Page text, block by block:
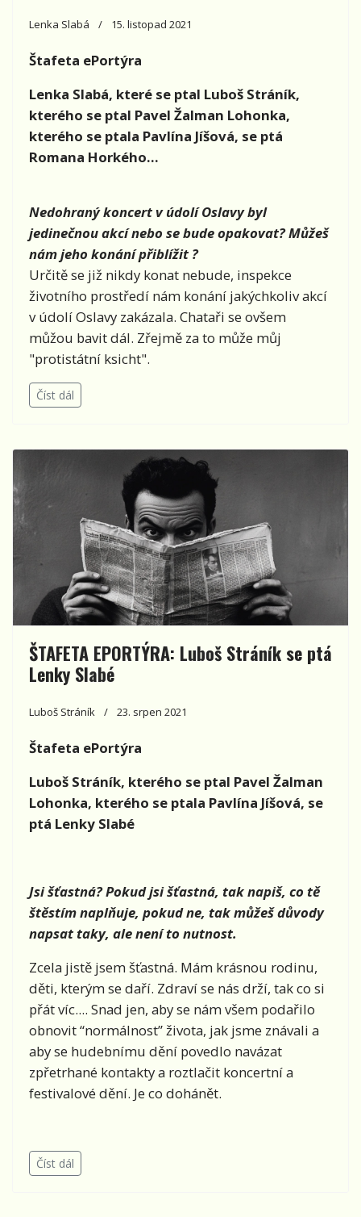
Lenka Slabá 15. listopad 2021
Štafeta ePortýra
Lenka Slabá, které se ptal Luboš Stráník,
kterého se ptal Pavel Žalman Lohonka,
kterého se ptala Pavlína Jíšová, se ptá
Romana Horkého...
Nedohraný koncert v údolí Oslavy byl
jedinečnou akcí nebo se bude opakovat? Můžeš
nám jeho konání přiblížit ?
Určitě se již nikdy konat nebude, inspekce
životního prostředí nám konání jakýchkoliv akcí
v údolí Oslavy zakázala. Chataři se ovšem
můžou bavit dál. Zřejmě za to může můj
"protistátní ksicht".
Číst dál
ŠTAFETA EPORTÝRA: Luboš Stráník se ptá
Lenky Slabé
Luboš Stráník 23. srpen 2021
Štafeta ePortýra
Luboš Stráník, kterého se ptal Pavel Žalman
Lohonka, kterého se ptala Pavlína Jíšová, se
ptá Lenky Slabé
Jsi šťastná? Pokud jsi šťastná, tak napiš, co tě
štěstím naplňuje, pokud ne, tak můžeš důvody
napsat taky, ale není to nutnost.
Zcela jistě jsem šťastná. Mám krásnou rodinu,
děti, kterým se daří. Zdraví se nás drží, tak co si
přát víc.... Snad jen, aby se nám všem podařilo
obnovit “normálnost” života, jak jsme znávali a
aby se hudebnímu dění povedlo navázat
zpřetrhané kontakty a roztlačit koncertní a
festivalové dění. Je co dohánět.
Číst dál